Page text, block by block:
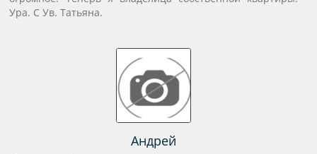
Ура. С Ув. Татьяна.
Андрей